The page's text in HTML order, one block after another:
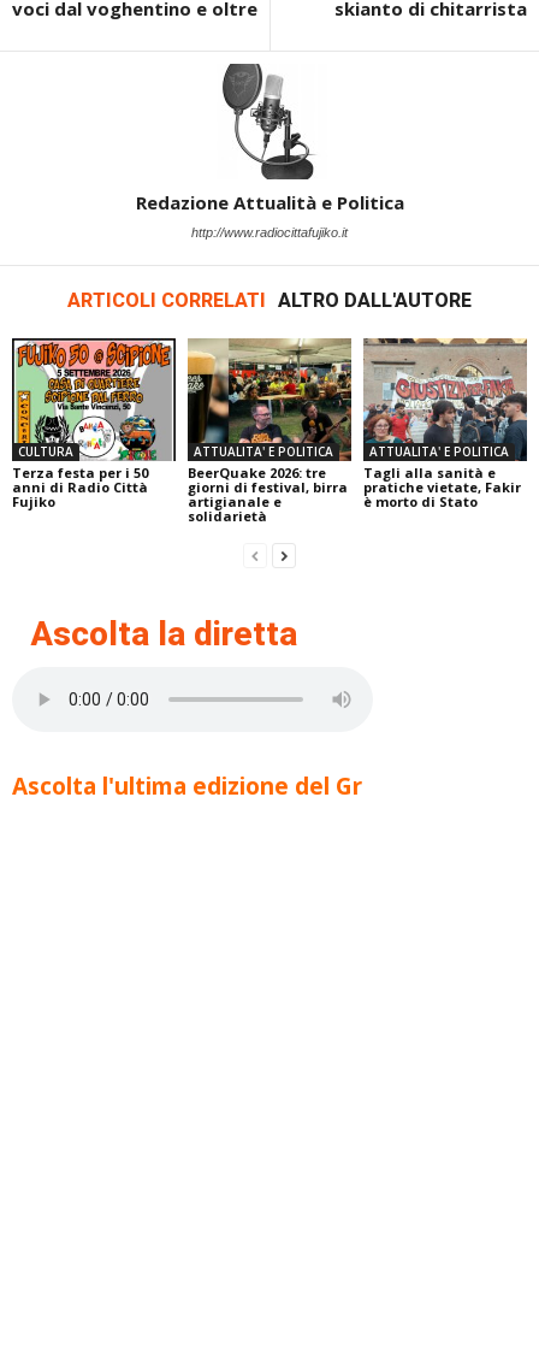
voci dal voghentino e oltre
skianto di chitarrista
Redazione Attualità e Politica
http://www.radiocittafujiko.it
ARTICOLI CORRELATI ALTRO DALL'AUTORE
CULTURA
Terza festa per i 50
anni di Radio Città
Fujiko
ATTUALITA' E POLITICA
BeerQuake 2026: tre
giorni di festival, birra
artigianale e
solidarietà
ATTUALITA' E POLITICA
Tagli alla sanità e
pratiche vietate, Fakir
è morto di Stato
Ascolta la diretta
Ascolta l'ultima edizione del Gr